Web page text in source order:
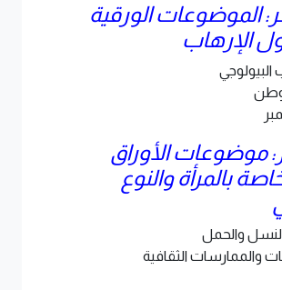
الموضوعات الورقية
الإرهاب
البيولوجي
موضوعات الأوراق
بالمرأة والنوع
والحمل
والممارسات الثقافية